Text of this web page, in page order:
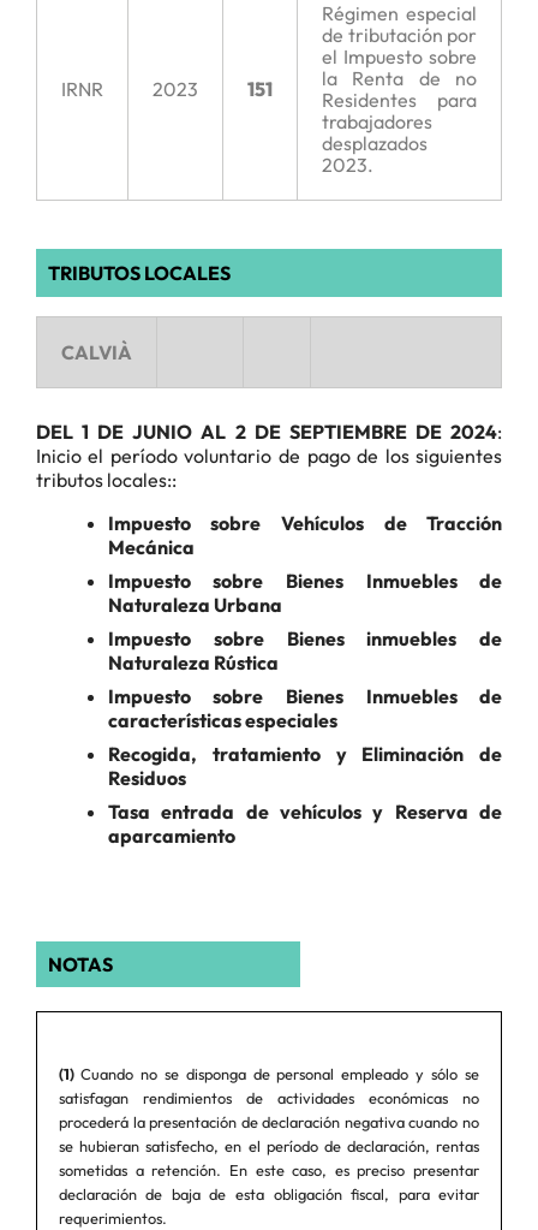
IRNR 2023 151
Régimen especial
de tributación por
el Impuesto sobre
la Renta de no
Residentes para
trabajadores
desplazados
2023.
TRIBUTOS LOCALES
CALVIÀ
DEL 1 DE JUNIO AL 2 DE SEPTIEMBRE DE 2024:
Inicio el período voluntario de pago de los siguientes
tributos locales::
Impuesto sobre Vehículos de Tracción
Mecánica
Impuesto sobre Bienes Inmuebles de
Naturaleza Urbana
Impuesto sobre Bienes inmuebles de
Naturaleza Rústica
Impuesto sobre Bienes Inmuebles de
características especiales
Recogida, tratamiento y Eliminación de
Residuos
Tasa entrada de vehículos y Reserva de
aparcamiento
NOTAS
(1) Cuando no se disponga de personal empleado y sólo se
satisfagan rendimientos de actividades económicas no
procederá la presentación de declaración negativa cuando no
se hubieran satisfecho, en el período de declaración, rentas
sometidas a retención. En este caso, es preciso presentar
declaración de baja de esta obligación fiscal, para evitar
requerimientos.